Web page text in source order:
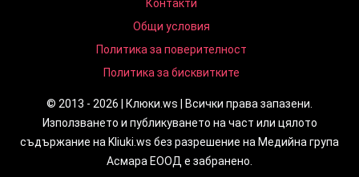
Контакти
Общи условия
Политика за поверителност
Политика за бисквитките
© 2013 - 2026 | Клюки.ws | Всички права запазени.
Използването и публикуването на част или цялото
съдържание на Kliuki.ws без разрешение на Медийна група
Асмара ЕООД е забранено.